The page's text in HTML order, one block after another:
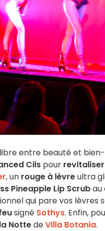
entre beauté et
Cils pour
, un rouge à lèvreultra
Pineapple Lip Scrubau
qui pare vos lèvres
signé Sothys. Enfin,
NottedeVilla Botania.